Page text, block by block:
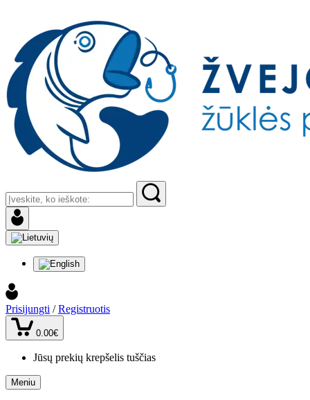
Prisijungti / Registruotis
0.00€
Jūsų prekių krepšelis tuščias
Meniu